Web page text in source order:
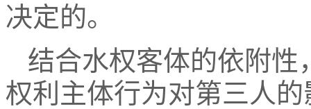
决定的。
结合水权客体的依附性
权利主体行为对第三人